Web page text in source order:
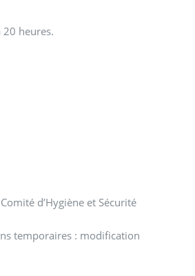
heures.
d’Hygiène et Sécurité
temporaires : modification